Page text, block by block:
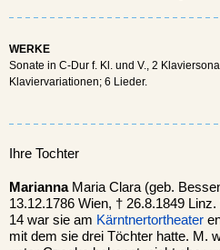
WERKE
Sonate in C-Dur f. Kl. und V., 2
Klaviervariationen; 6 Lieder.
Ihre Tochter
MariannaMaria Clara (geb.
13.12.1786 Wien, † 26.8.1849
14 war sie am Kärntnertortheater
mit dem sie drei Töchter hatte. M.